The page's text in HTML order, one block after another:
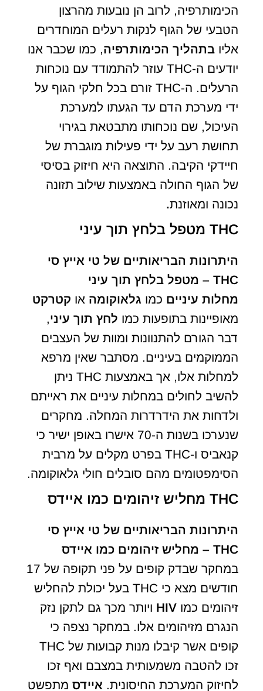
הכימותרפיה, לרוב הן נובעות מהרצון
הטבעי של הגוף לנקות רעלים המוחדרים
אליובתהליך הכימותרפיה, כמו שכבר אנו
יודעים ה-THC עוזר להתמודד עם נוכחות
הרעלים. ה-THC זורם בכל חלקי הגוף על
ידי מערכת הדם עד הגעתו למערכת
העיכול, שם נוכחותו מתבטאת בגירוי
תחושת רעב על ידי פעילות מוגברת של
חיידקי הקיבה. התוצאה היא חיזוק בסיסי
של הגוף החולה באמצעות שילוב תזונה
נכונה ומאוזנת.
THC מטפל בלחץ תוך עיני
היתרונות הבריאותיים של טי אייץ סי
THC – מטפל בלחץ תוך עיני
מחלות עיניים כמו גלאוקומה או קטרקט
מאופיינות בתופעות כמו לחץ תוך עיני,
דבר הגורם להתנוונות ומוות של העצבים
הממוקמים בעיניים. מסתבר שאין מרפא
למחלות אלו, אך באמצעות THC ניתן
להשיב לחולים במחלות עיניים את ראייתם
ולדחות את הידרדרות המחלה. מחקרים
שנערכו בשנות ה-70 אישרו באופן ישיר כי
קנאביס ו-THC בפרט מקלים על מרבית
הסימפטומים מהם סובלים חולי גלאוקומה.
THC מחליש זיהומים כמו איידס
היתרונות הבריאותיים של טי אייץ סי
THC – מחליש זיהומים כמו איידס
במחקר שבדק קופים על פני תקופה של 17
חודשים מצא כי THC בעל יכולת להחליש
זיהומים כמוHIV ויותר מכך גם לתקן נזק
הנגרם מזיהומים אלו. במחקר נצפה כי
קופים אשר קיבלו מנות קבועות של THC
זכו להטבה משמעותית במצבם ואף זכו
לחיזוק המערכת החיסונית. איידס מתפשט